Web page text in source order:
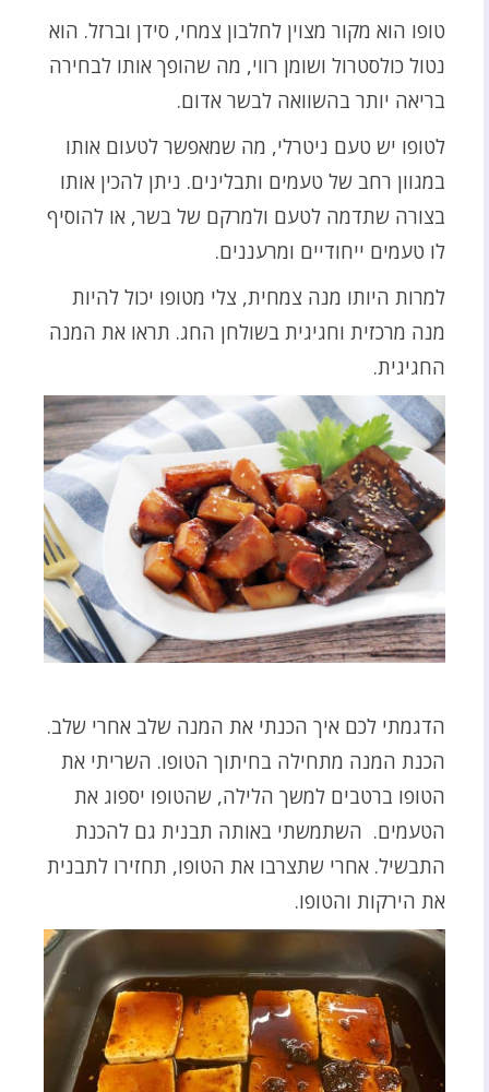
טופו הוא מקור מצוין לחלבון צמחי, סידן וברזל. הוא
נטול כולסטרול ושומן רווי, מה שהופך אותו לבחירה
בריאה יותר בהשוואה לבשר אדום.
לטופו יש טעם ניטרלי, מה שמאפשר לטעום אותו
במגוון רחב של טעמים ותבלינים. ניתן להכין אותו
בצורה שתדמה לטעם ולמרקם של בשר, או להוסיף
לו טעמים ייחודיים ומרעננים.
למרות היותו מנה צמחית, צלי מטופו יכול להיות
מנה מרכזית וחגיגית בשולחן החג. תראו את המנה
החגיגית.
הדגמתי לכם איך הכנתי את המנה שלב אחרי שלב.
הכנת המנה מתחילה בחיתוך הטופו. השריתי את
הטופו ברטבים למשך הלילה, שהטופו יספוג את
הטעמים. השתמשתי באותה תבנית גם להכנת
התבשיל. אחרי שתצרבו את הטופו, תחזירו לתבנית
את הירקות והטופו.